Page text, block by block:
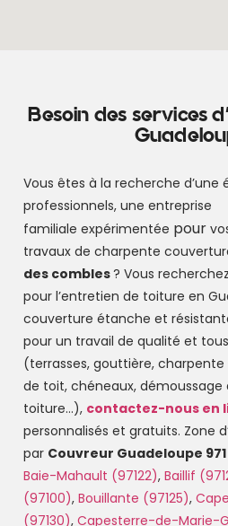
Besoin des services
Vous êtes à la recherche d’une
professionnels, une entreprise
familiale expérimentée pour
travaux de charpente
des combles? Vous
pour l’entretien de toiture en
couverture étanche et
pour un travail de qualité et
(terrasses, gouttière,
de toit, chéneaux, démoussage
toiture…), contactez-nous en
personnalisés et gratuits. Zone
par Couvreur Guadeloupe 971
Baie-Mahault (97122), Baillif
(97100), Bouillante (97125),
(97130), Capesterre-de-Marie-